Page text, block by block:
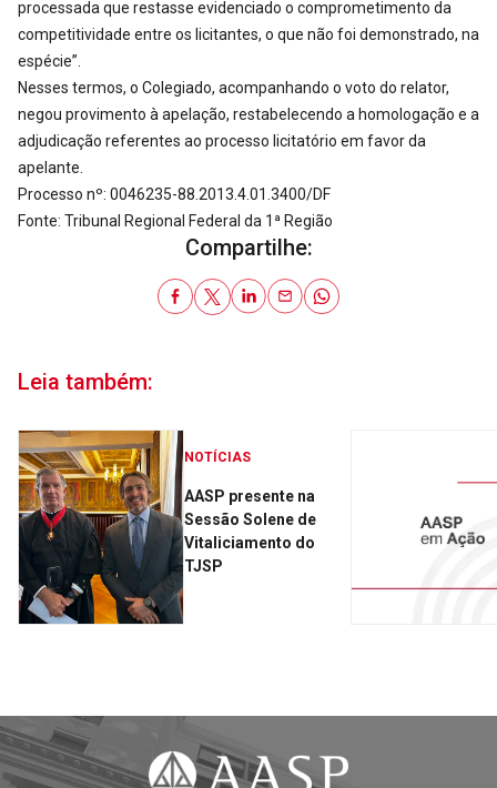
processada que restasse evidenciado o comprometimento da
competitividade entre os licitantes, o que não foi demonstrado, na
espécie”.
Nesses termos, o Colegiado, acompanhando o voto do relator,
negou provimento à apelação, restabelecendo a homologação e a
adjudicação referentes ao processo licitatório em favor da
apelante.
Processo nº: 0046235-88.2013.4.01.3400/DF
Fonte: Tribunal Regional Federal da 1ª Região
Compartilhe:
Leia também:
NOTÍCIAS
AASP presente na
Sessão Solene de
Vitaliciamento do
TJSP